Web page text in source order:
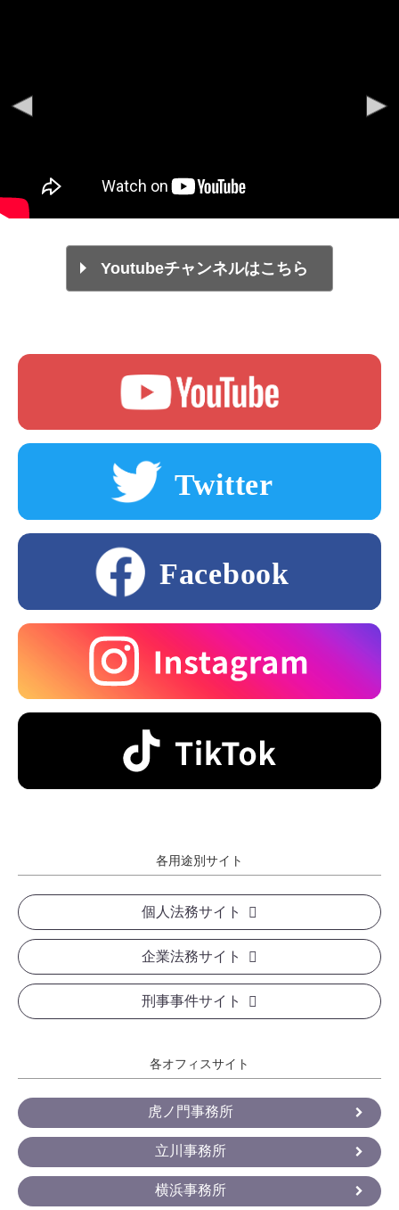
Youtubeチャンネルはこちら
各用途別サイト
個人法務サイト
企業法務サイト
刑事事件サイト
各オフィスサイト
虎ノ門事務所
立川事務所
横浜事務所